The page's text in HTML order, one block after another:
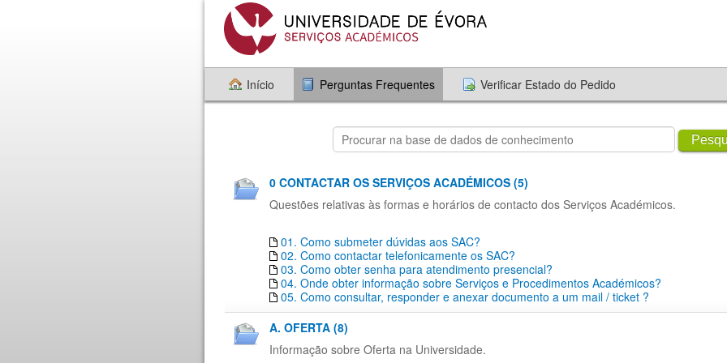
Início Perguntas Frequentes Verificar Estado do Pedido
0 CONTACTAR OS SERVIÇOS ACADÉMICOS (5)
Questões relativas às formas e horários de contacto dos Serviços Académicos.
01. Como submeter dúvidas aos SAC?
02. Como contactar telefonicamente os SAC?
03. Como obter senha para atendimento presencial?
04. Onde obter informação sobre Serviços e Procedimentos Académicos?
05. Como consultar, responder e anexar documento a um mail / ticket ?
A. OFERTA (8)
Informação sobre Oferta na Universidade.